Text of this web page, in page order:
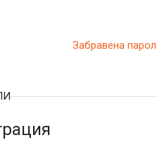
Забравена